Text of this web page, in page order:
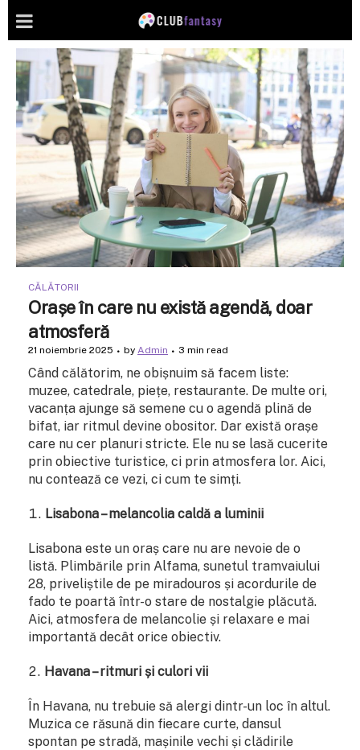
CĂLĂTORII
Orașe în care nu există agendă, doar
atmosferă
21 noiembrie 2025 by Admin 3 min read
Când călătorim, ne obișnuim să facem liste:
muzee, catedrale, piețe, restaurante. De multe ori,
vacanța ajunge să semene cu o agendă plină de
bifat, iar ritmul devine obositor. Dar există orașe
care nu cer planuri stricte. Ele nu se lasă cucerite
prin obiective turistice, ci prin atmosfera lor. Aici,
nu contează ce vezi, ci cum te simți.
Lisabona – melancolia caldă a luminii
Lisabona este un oraș care nu are nevoie de o
listă. Plimbările prin Alfama, sunetul tramvaiului
28, priveliștile de pe miradouros și acordurile de
fado te poartă într-o stare de nostalgie plăcută.
Aici, atmosfera de melancolie și relaxare e mai
importantă decât orice obiectiv.
Havana – ritmuri și culori vii
În Havana, nu trebuie să alergi dintr-un loc în altul.
Muzica ce răsună din fiecare curte, dansul
spontan pe stradă, mașinile vechi și clădirile